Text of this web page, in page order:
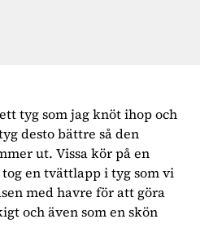
tyg som jag knöt ihop och
desto bättre så den
ut. Vissa kör på en
en tvättlapp i tyg som vi
med havre för att göra
och även som en skön